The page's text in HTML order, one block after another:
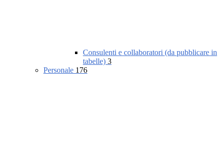
Consulenti e collaboratori (da pubblicare in
tabelle) 3
Personale 176